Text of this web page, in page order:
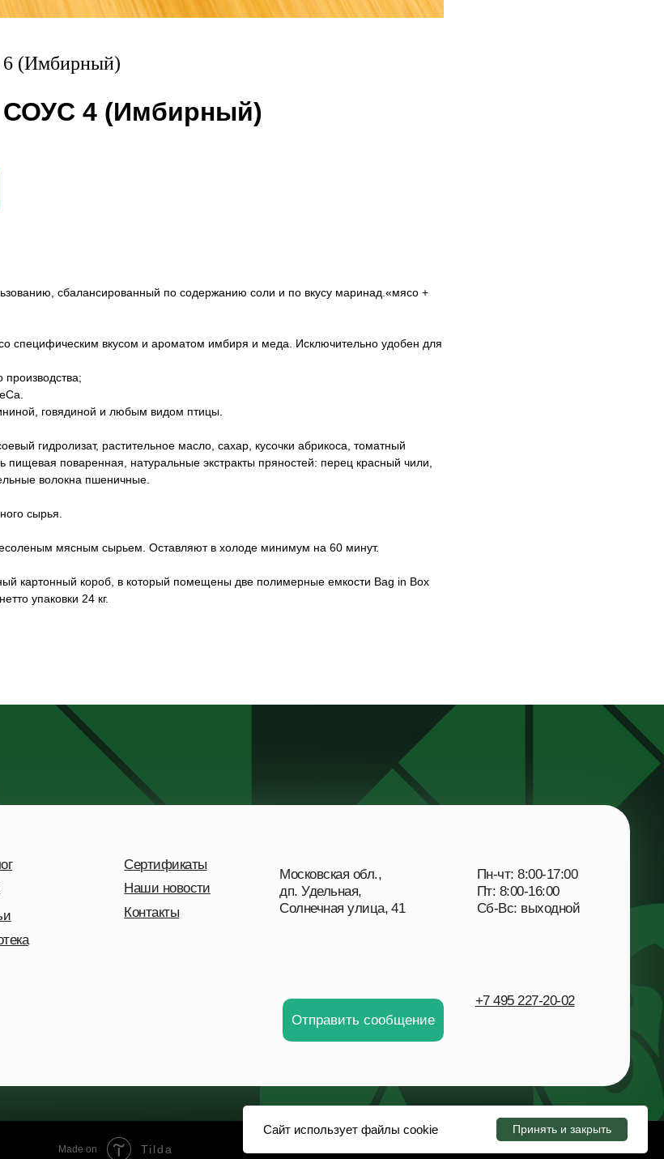
4 (Имбирный)
сбалансированный по содержанию соли и по вкусу маринад.«мясо +
специфическим вкусом и ароматом имбиря и меда. Исключительно удобен для
говядиной и любым видом птицы.
гидролизат, растительное масло, сахар, кусочки абрикоса, томатный
поваренная, натуральные экстракты пряностей: перец красный чили,
волокна пшеничные.
сырья.
мясным сырьем. Оставляют в холоде минимум на 60 минут.
картонный короб, в который помещены две полимерные емкости Bag in Box
упаковки 24 кг.
Сертификаты
Наши новости
+7 495 227-20-02
Пт: 8:00-16:00
Сайт использует файлы cookie Принять и закрыть
Made on Tilda